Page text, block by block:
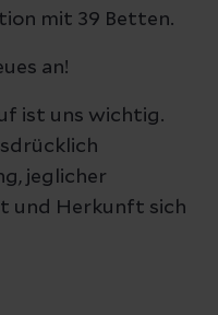
mit 39 Betten.
an!
ist uns wichtig.
jeglicher
und Herkunft sich